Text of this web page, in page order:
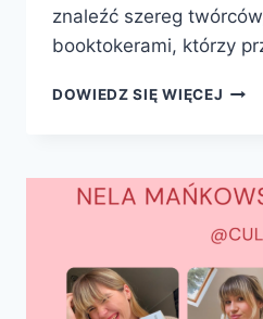
znaleźć szereg
booktokerami, którzy
DOWIEDZ SIĘ WIĘCEJ